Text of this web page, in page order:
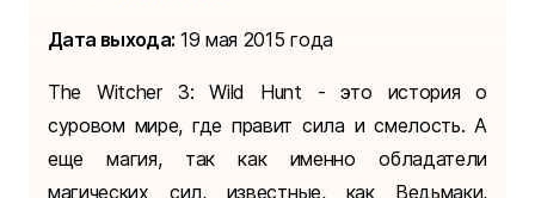
Дата выхода: 19 мая 2015 года
The Witcher 3: Wild Hunt - это история о
суровом мире, где правит сила и смелость. А
еще магия, так как именно обладатели
магических сил, известные, как Ведьмаки,